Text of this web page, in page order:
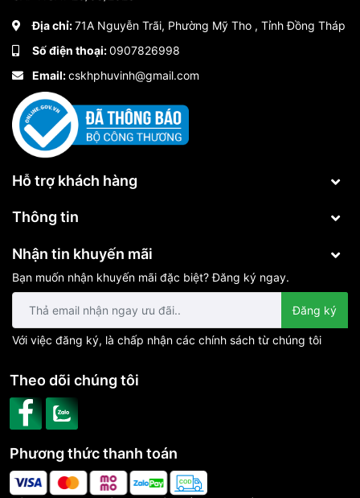
Địa chỉ:71A Nguyễn Trãi, Phường Mỹ Tho , Tỉnh Đồng Tháp
Số điện thoại:0907826998
Email:cskhphuvinh@gmail.com
Hỗ trợ khách hàng
Thông tin
Nhận tin khuyến mãi
Bạn muốn nhận khuyến mãi đặc biệt? Đăng ký ngay.
Đăng ký
Với việc đăng ký, là chấp nhận các chính sách từ chúng tôi
Phương thức thanh toán
Theo dõi chúng tôi